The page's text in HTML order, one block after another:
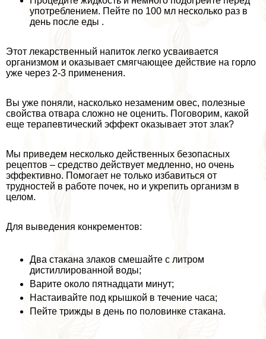
употрeблением. Пейте по 100 мл несколько раз в
день после еды .
Этот лекарственный напиток легко усваивается
организмом и оказывает смягчающее действие на горло
уже через 2-3 применения.
Вы уже поняли, насколько незаменим овес, полезные
свойства отвара сложно не оценить. Поговорим, какой
еще терапевтический эффект оказывает этот злак?
Мы приведем несколько действенных безопасных
рецептов – средство действует медленно, но очень
эффективно. Помогает не только избавиться от
трудностей в работе почек, но и укрепить организм в
целом.
Для выведения конкрементов:
Два стакана злаков смешайте с литром
дистиллированной воды;
Варите около пятнадцати минут;
Настаивайте под крышкой в течение часа;
Пейте трижды в день по половинке стакана.